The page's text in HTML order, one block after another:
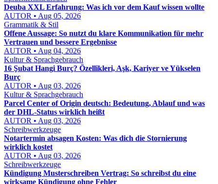
Deuba XXL Erfahrung: Was ich vor dem Kauf wissen wollte
AUTOR • Aug 05, 2026
Grammatik & Stil
Offene Aussage: So nutzt du klare Kommunikation für mehr
Vertrauen und bessere Ergebnisse
AUTOR • Aug 04, 2026
Kultur & Sprachgebrauch
16 Şubat Hangi Burç? Özellikleri, Aşk, Kariyer ve Yükselen
Burç
AUTOR • Aug 03, 2026
Kultur & Sprachgebrauch
Parcel Center of Origin deutsch: Bedeutung, Ablauf und was
der DHL-Status wirklich heißt
AUTOR • Aug 03, 2026
Schreibwerkzeuge
Notartermin absagen Kosten: Was dich die Stornierung
wirklich kostet
AUTOR • Aug 03, 2026
Schreibwerkzeuge
Kündigung Musterschreiben Vertrag: So schreibst du eine
wirksame Kündigung ohne Fehler